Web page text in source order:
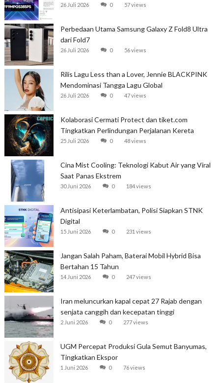
26 Juli 2026 0 57 views
Perbedaan Utama Samsung Galaxy Z Fold8 Ultra
dari Fold7
26 Juli 2026 0 56 views
Rilis Lagu Less than a Lover, Jennie BLACKPINK
Mendominasi Tangga Lagu Global
26 Juli 2026 0 47 views
Kolaborasi Cermati Protect dan tiket.com
Tingkatkan Perlindungan Perjalanan Kereta
25 Juli 2026 0 48 views
Cina Mist Cooling: Teknologi Kabut Air yang Viral
Saat Panas Ekstrem
30 Juni 2026 0 184 views
Antisipasi Keterlambatan, Polisi Siapkan STNK
Digital
15 Juni 2026 0 231 views
Jangan Salah Paham, Baterai Mobil Hybrid Bisa
Bertahan 15 Tahun
14 Juni 2026 0 247 views
Iran meluncurkan kapal cepat 27 Rajab dengan
senjata canggih dan kecepatan tinggi
2 Juni 2026 0 277 views
UGM Percepat Produksi Gula Semut Banyumas,
Tingkatkan Ekspor
1 Juni 2026 0 76 views